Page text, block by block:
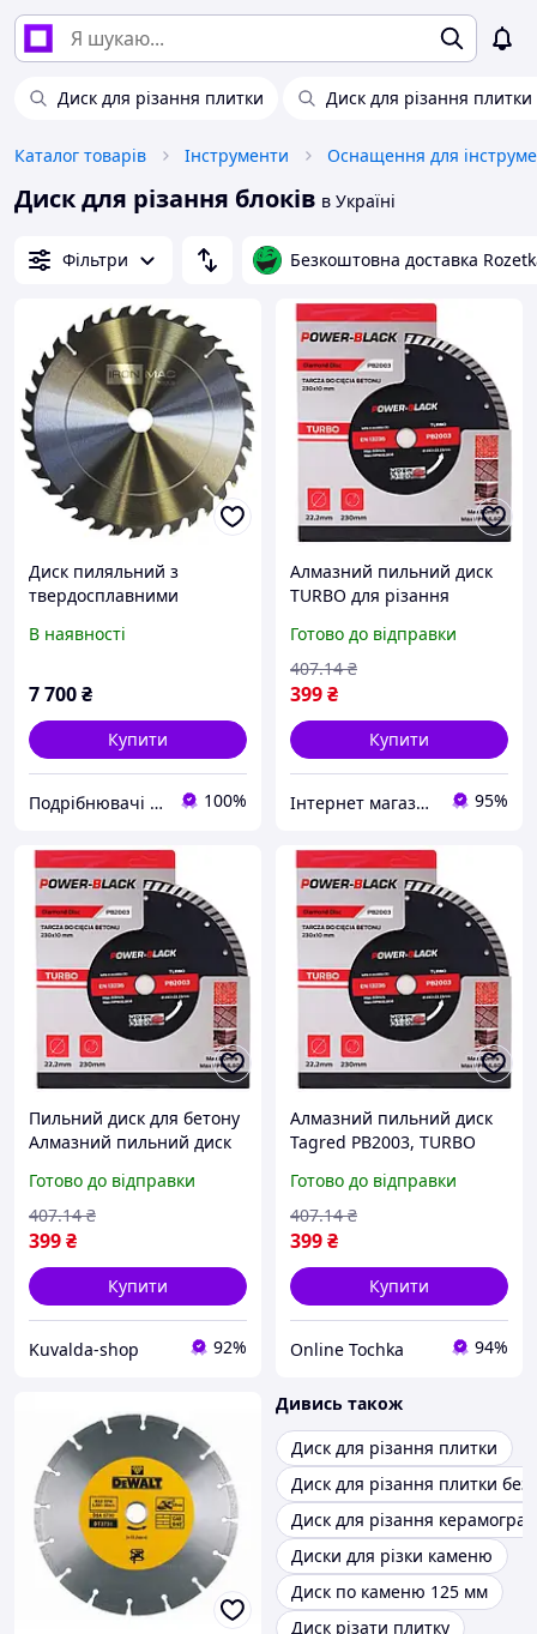
Диск для різання плитки Диск для різання плитки
Каталог товарів Інструменти Оснащення для
Диск для різання блоків в Україні
Фільтри Безкоштовна доставка
Диск пиляльний з
твердосплавними
610×50×5.4/4.0×24 зуба
В наявності
7 700₴
Купити
Подрібнювачі гілок щепорізи дровоколи Rezak 100%
Алмазний пильний диск
TURBO для різання
мм, для бетону Tagred
PB2003
Готово до відправки
399₴
407.14 ₴
Купити
Інтернет магазин 🛠 Men’s Tool 95%
Пильний диск для бетону
Алмазний пильний диск
бетону, блоків 230 x 22,2
мм Tagred PB2003
Готово до відправки
399₴
407.14 ₴
Купити
Kuvalda-shop 92%
Алмазний пильний диск
Tagred PB2003, TURBO
бетону та бетонних
блоків.
Готово до відправки
399₴
407.14 ₴
Купити
Online Tochka 94%
Дивись також
Диск для різання плитки
Диск для різання плитки без
Диск для різання
Диски для різки каменю
Диск по каменю 125 мм
Диск різати плитку